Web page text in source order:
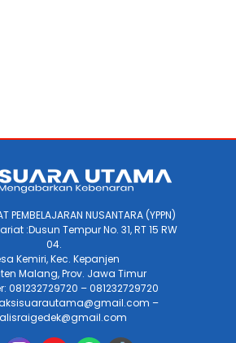
PEMBELAJARAN NUSANTARA (YPPN)
:Dusun Tempur No. 31, RT 15 RW
04.
Kemiri, Kec. Kepanjen
Malang, Prov. Jawa Timur
081232729720 – 081232729720
–